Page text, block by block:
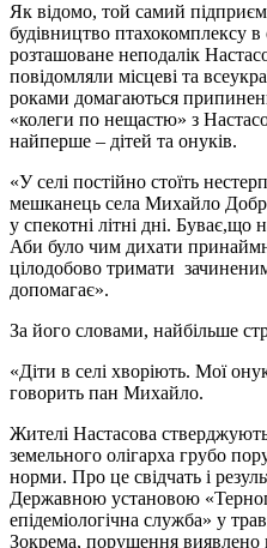
Як відомо, той самий
будівництво птахокомплексу
розташоване неподалік
повідомляли місцеві та
роками домагаються
«колеги по нещастю» з
найперше – дітей та онуків.
«У селі постійно стоїть
мешканець села Михайло
у спекотні літні дні.
Аби було чим дихати
цілодобово тримати
допомагає».
За його словами, найбільше
«Діти в селі хворіють. Мої
говорить пан Михайло.
Жителі Настасова
земельного олігарха грубо
норми. Про це свідчать і
Державною установою
епідеміологічна служба» у
Зокрема, порушення виявлено